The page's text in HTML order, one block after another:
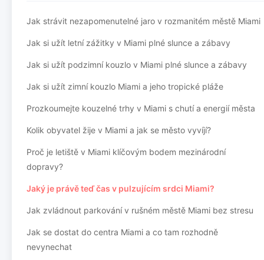
Jak strávit nezapomenutelné jaro v rozmanitém městě Miami
Jak si užít letní zážitky v Miami plné slunce a zábavy
Jak si užít podzimní kouzlo v Miami plné slunce a zábavy
Jak si užít zimní kouzlo Miami a jeho tropické pláže
Prozkoumejte kouzelné trhy v Miami s chutí a energií města
Kolik obyvatel žije v Miami a jak se město vyvíjí?
Proč je letiště v Miami klíčovým bodem mezinárodní
dopravy?
Jaký je právě teď čas v pulzujícím srdci Miami?
Jak zvládnout parkování v rušném městě Miami bez stresu
Jak se dostat do centra Miami a co tam rozhodně
nevynechat